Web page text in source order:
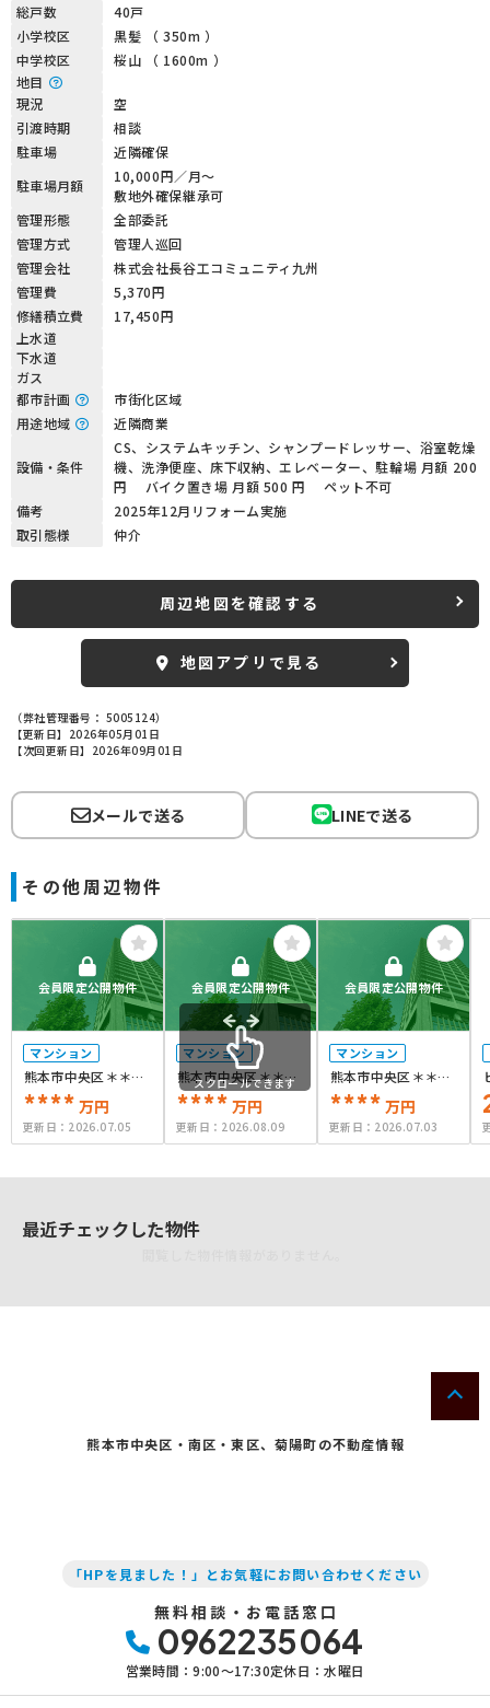
総戸数
40戸
小学校区
黒髪 （ 350m ）
中学校区
桜山 （ 1600m ）
地目
現況
空
引渡時期
相談
駐車場
近隣確保
駐車場月額
10,000円／月〜
敷地外確保継承可
管理形態
全部委託
管理方式
管理人巡回
管理会社
株式会社長谷工コミュニティ九州
管理費
5,370円
修繕積立費
17,450円
上水道
下水道
ガス
都市計画
市街化区域
用途地域
近隣商業
設備・条件
CS、システムキッチン、シャンプードレッサー、浴室乾燥
機、洗浄便座、床下収納、エレベーター、駐輪場 月額 200
円 バイク置き場 月額 500 円 ペット不可
備考
2025年12月リフォーム実施
取引態様
仲介
周辺地図を確認する
地図アプリで見る
（弊社管理番号： 5005124）
【更新日】2026年05月01日
【次回更新日】2026年09月01日
メールで送る LINEで送る
その他周辺物件
会員限定公開物件
マンション
熊本市中央区＊＊＊
＊
**** 万円
更新日： 2026.07.05
会員限定公開物件
マンション
熊本市中央区＊＊＊
＊
**** 万円
更新日： 2026.08.09
会員限定公開物件
マンション
熊本市中央区＊＊＊
＊
**** 万円
更新日： 2026.07.03
スクロールできます
最近チェックした物件
熊本市中央区・南区・東区、菊陽町の不動産情報
「HPを見ました！」とお気軽にお問い合わせください
無料相談・お電話窓口
0962235064
営業時間：9:00〜17:30定休日：水曜日